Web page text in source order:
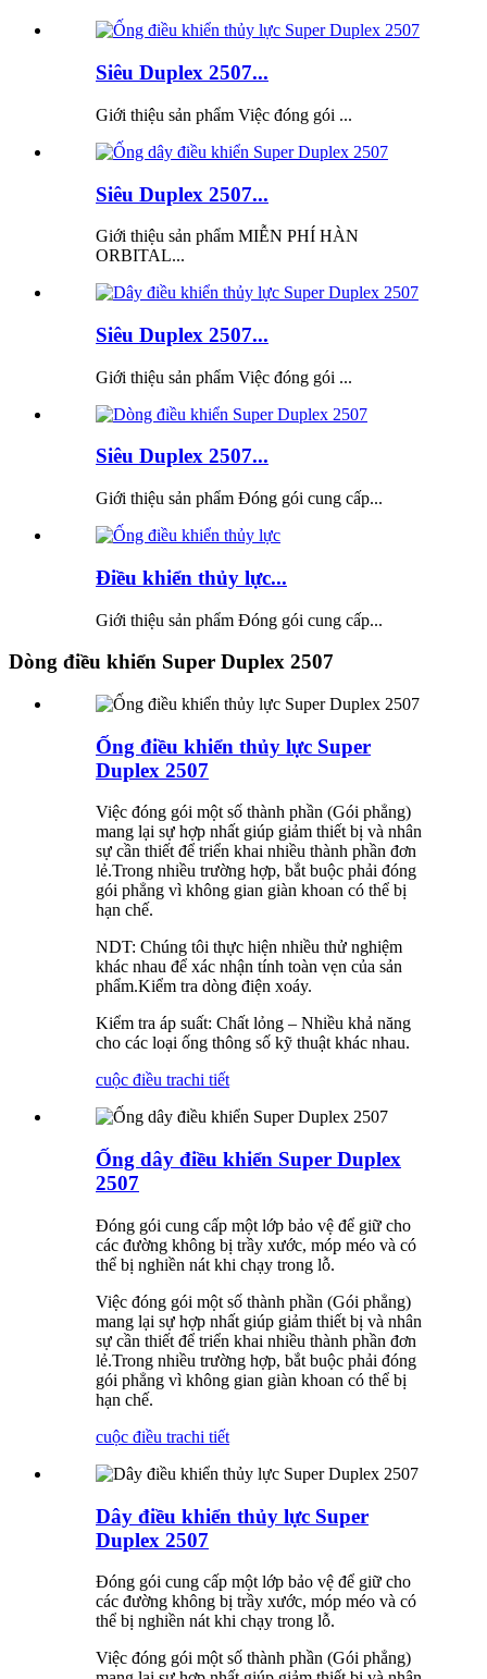
Siêu Duplex 2507...
Giới thiệu sản phẩm Việc đóng gói ...
Siêu Duplex 2507...
Giới thiệu sản phẩm MIỄN PHÍ HÀN
ORBITAL...
Siêu Duplex 2507...
Giới thiệu sản phẩm Việc đóng gói ...
Siêu Duplex 2507...
Giới thiệu sản phẩm Đóng gói cung cấp...
Điều khiển thủy lực...
Giới thiệu sản phẩm Đóng gói cung cấp...
Dòng điều khiển Super Duplex 2507
Ống điều khiển thủy lực Super
Duplex 2507
Việc đóng gói một số thành phần (Gói phẳng)
mang lại sự hợp nhất giúp giảm thiết bị và nhân
sự cần thiết để triển khai nhiều thành phần đơn
lẻ.Trong nhiều trường hợp, bắt buộc phải đóng
gói phẳng vì không gian giàn khoan có thể bị
hạn chế.
NDT: Chúng tôi thực hiện nhiều thử nghiệm
khác nhau để xác nhận tính toàn vẹn của sản
phẩm.Kiểm tra dòng điện xoáy.
Kiểm tra áp suất: Chất lỏng – Nhiều khả năng
cho các loại ống thông số kỹ thuật khác nhau.
cuộc điều trachi tiết
Ống dây điều khiển Super Duplex
2507
Đóng gói cung cấp một lớp bảo vệ để giữ cho
các đường không bị trầy xước, móp méo và có
thể bị nghiền nát khi chạy trong lỗ.
Việc đóng gói một số thành phần (Gói phẳng)
mang lại sự hợp nhất giúp giảm thiết bị và nhân
sự cần thiết để triển khai nhiều thành phần đơn
lẻ.Trong nhiều trường hợp, bắt buộc phải đóng
gói phẳng vì không gian giàn khoan có thể bị
hạn chế.
cuộc điều trachi tiết
Dây điều khiển thủy lực Super
Duplex 2507
Đóng gói cung cấp một lớp bảo vệ để giữ cho
các đường không bị trầy xước, móp méo và có
thể bị nghiền nát khi chạy trong lỗ.
Việc đóng gói một số thành phần (Gói phẳng)